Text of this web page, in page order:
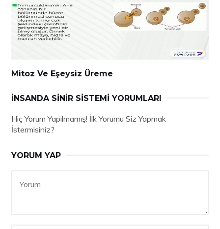
Mitoz Ve Eşeysiz Üreme
İNSANDA SINIR SISTEMI YORUMLARI
Hiç Yorum Yapılmamış! İlk Yorumu Siz Yapmak
İstermisiniz?
YORUM YAP